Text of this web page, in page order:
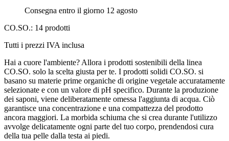
Consegna entro il giorno 12 agosto
CO.SO.: 14 prodotti
Tutti i prezzi IVA inclusa
Hai a cuore l'ambiente? Allora i prodotti sostenibili della linea
CO.SO. solo la scelta giusta per te. I prodotti solidi CO.SO. si
basano su materie prime organiche di origine vegetale accuratamente
selezionate e con un valore di pH specifico. Durante la produzione
dei saponi, viene deliberatamente omessa l'aggiunta di acqua. Ciò
garantisce una concentrazione e una compattezza del prodotto
ancora maggiori. La morbida schiuma che si crea durante l'utilizzo
avvolge delicatamente ogni parte del tuo corpo, prendendosi cura
della tua pelle dalla testa ai piedi.